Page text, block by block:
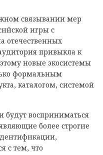
связывании мер
игры с
отечественных
привыкла к
новые экосистемы
формальным
каталогом, системой
будут восприниматься
более строгие
с тем, что